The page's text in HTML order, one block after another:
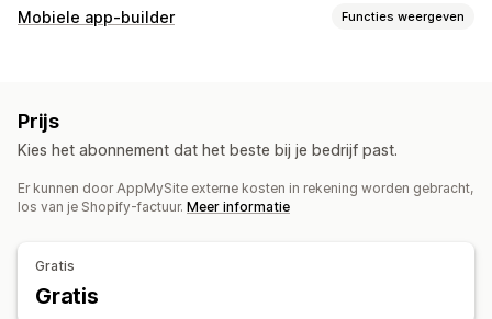
Mobiele app-builder Functies weergeven
Winkelwagenpagina
Drag-and-drop-editor Collecties
Meerdere valuta
Meerdere talen
Realtime voorbeeld
Synchronisatie in real time
Gepland Segmenten
Prijs
Kies het abonnement dat het beste bij je bedrijf past.
Er kunnen door AppMySite externe kosten in rekening worden gebracht,
los van je Shopify-factuur. Meer informatie
Gratis
Gratis